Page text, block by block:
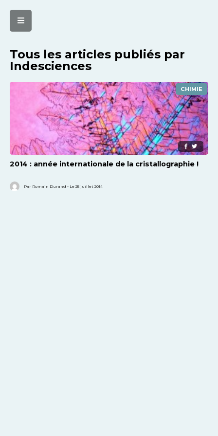
Tous les articles publiés par
Indesciences
CHIMIE
2014 : année internationale de la cristallographie !
Par Romain Durand - Le 25 juillet 2014